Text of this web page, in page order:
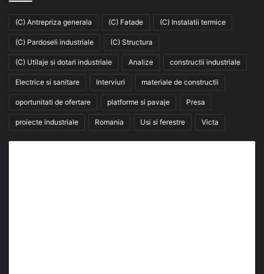
(C) Antrepriza generala (C) Fatade (C) Instalatii termice
(C) Pardoseli industriale (C) Structura
(C) Utilaje si dotari industriale Analize constructii industriale
Electrice si sanitare Interviuri materiale de constructii
oportunitati de ofertare platforme si pavaje Presa
proiecte industriale Romania Usi si ferestre Victa